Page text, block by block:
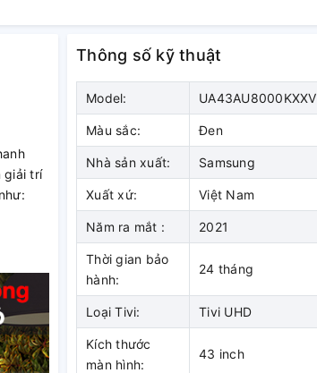
giải trí
Thông số kỹ thuật
Model: UA43AU8000KXXV
Màu sắc: Đen
Nhà sản xuất: Samsung
Xuất xứ: Việt Nam
Năm ra mắt : 2021
Thời gian bảo
hành:
24 tháng
Loại Tivi: Tivi UHD
Kích thước
màn hình:
43 inch